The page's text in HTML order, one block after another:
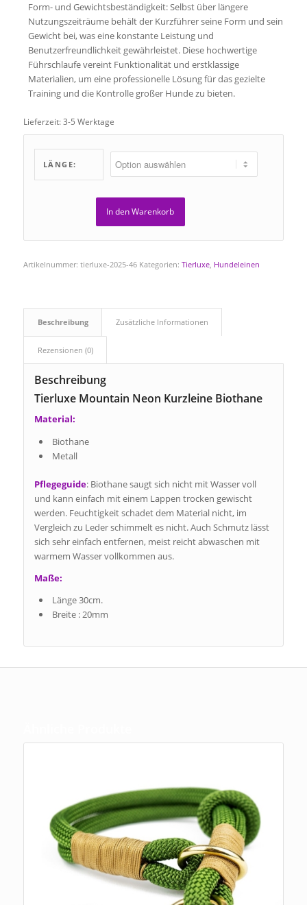
Form- und Gewichtsbeständigkeit: Selbst über längere
Nutzungszeiträume behält der Kurzführer seine Form und sein
Gewicht bei, was eine konstante Leistung und
Benutzerfreundlichkeit gewährleistet. Diese hochwertige
Führschlaufe vereint Funktionalität und erstklassige
Materialien, um eine professionelle Lösung für das gezielte
Training und die Kontrolle großer Hunde zu bieten.
Lieferzeit:3-5 Werktage
LÄNGE:
In den Warenkorb
Artikelnummer: tierluxe-2025-46 Kategorien: Tierluxe, Hundeleinen
Beschreibung Zusätzliche Informationen
Rezensionen (0)
Beschreibung
Tierluxe Mountain Neon Kurzleine Biothane
Material:
Biothane
Metall
Pflegeguide: Biothane saugt sich nicht mit Wasser voll
und kann einfach mit einem Lappen trocken gewischt
werden. Feuchtigkeit schadet dem Material nicht, im
Vergleich zu Leder schimmelt es nicht. Auch Schmutz lässt
sich sehr einfach entfernen, meist reicht abwaschen mit
warmem Wasser vollkommen aus.
Maße:
Länge 30cm.
Breite : 20mm